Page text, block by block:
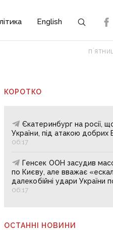
English
КОРОТКО
Єкатеринбург на росії,
України, під атакою добрих
06:17
Генсек ООН засудив
по Києву, але вважає
далекобійні удари України
06:17
ОСТАННІ НОВИНИ